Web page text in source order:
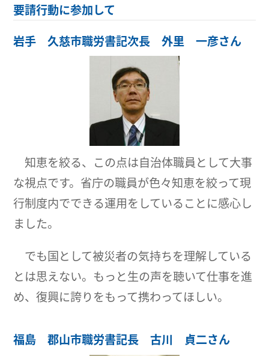
要請行動に参加して
岩手 久慈市職労書記次長 外里 一彦さん
知恵を絞る、この点は自治体職員として大事
な視点です。省庁の職員が色々知恵を絞って現
行制度内でできる運用をしていることに感心し
ました。
でも国として被災者の気持ちを理解している
とは思えない。もっと生の声を聴いて仕事を進
め、復興に誇りをもって携わってほしい。
福島 郡山市職労書記長 古川 貞二さん